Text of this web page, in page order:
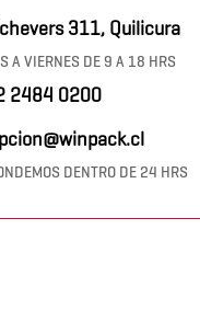
311, Quilicura
A VIERNES DE 9 A 18 HRS
2484 0200
DENTRO DE 24 HRS